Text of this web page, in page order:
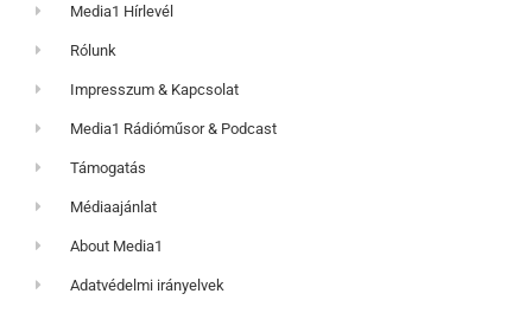
Media1 Hírlevél
Rólunk
Impresszum & Kapcsolat
Media1 Rádióműsor & Podcast
Támogatás
Médiaajánlat
About Media1
Adatvédelmi irányelvek